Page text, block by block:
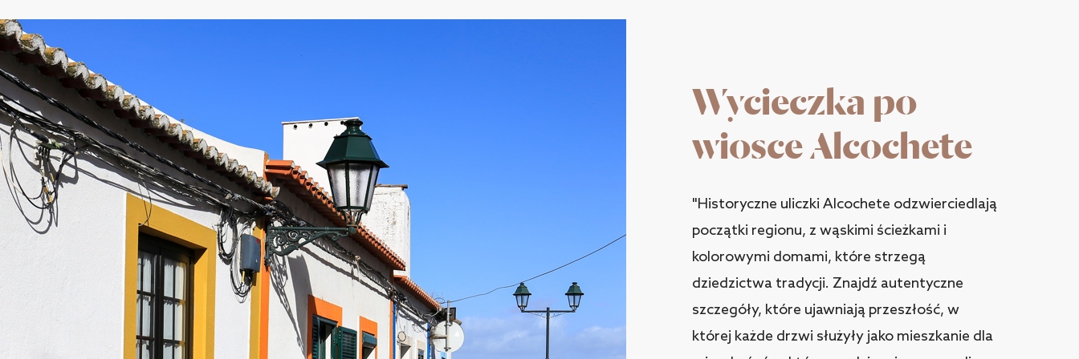
Wycieczka po
wiosce Alcochete
"Historyczne uliczki Alcochete odzwierciedlają
początki regionu, z wąskimi ścieżkami i
kolorowymi domami, które strzegą
dziedzictwa tradycji. Znajdź autentyczne
szczegóły, które ujawniają przeszłość, w
której każde drzwi służyły jako mieszkanie dla